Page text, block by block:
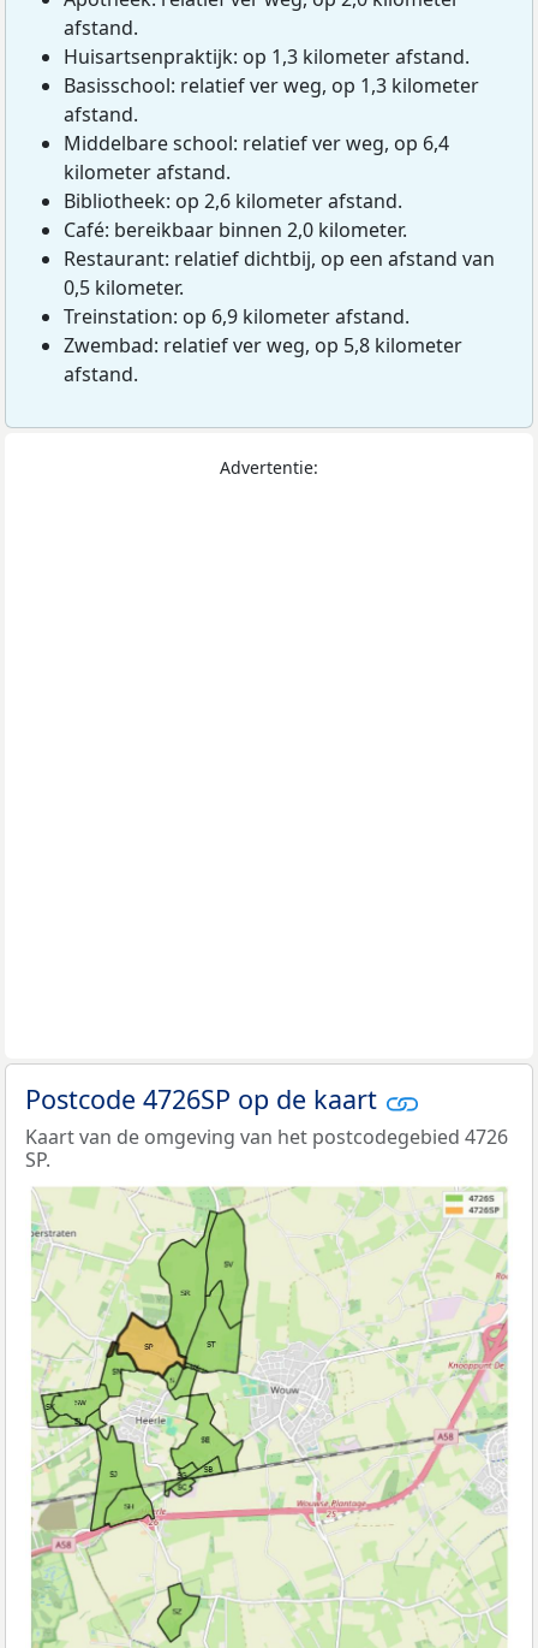
afstand.
Huisartsenpraktijk: op 1,3 kilometer afstand.
Basisschool: relatief ver weg, op 1,3 kilometer
afstand.
Middelbare school: relatief ver weg, op 6,4
kilometer afstand.
Bibliotheek: op 2,6 kilometer afstand.
Café: bereikbaar binnen 2,0 kilometer.
Restaurant: relatief dichtbij, op een afstand van
0,5 kilometer.
Treinstation: op 6,9 kilometer afstand.
Zwembad: relatief ver weg, op 5,8 kilometer
afstand.
Advertentie:
Postcode 4726SP op de kaart
Kaart van de omgeving van het postcodegebied 4726
SP.